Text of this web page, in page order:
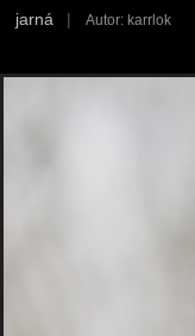
jarná | Autor: karrlok